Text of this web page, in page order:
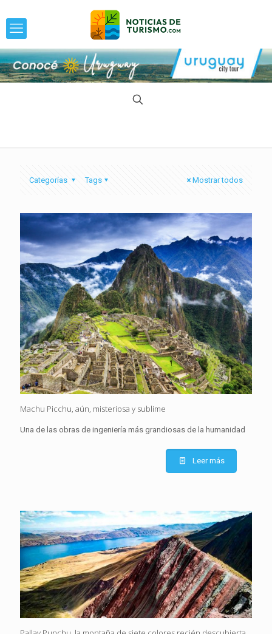
Categorías Tags Mostrar todos
Machu Picchu, aún, misteriosa y sublime
Una de las obras de ingeniería más grandiosas de la humanidad
Leer más